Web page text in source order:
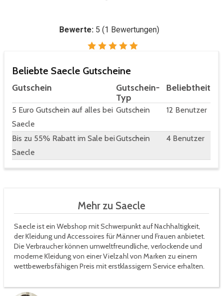
Bewerte: 5 (1 Bewertungen)
Beliebte Saecle Gutscheine
Gutschein
Gutschein-
Typ
Beliebtheit
5 Euro Gutschein auf alles bei
Saecle
Gutschein 12 Benutzer
Bis zu 55% Rabatt im Sale bei
Saecle
Gutschein 4 Benutzer
Mehr zu Saecle
Saecle ist ein Webshop mit Schwerpunkt auf Nachhaltigkeit,
der Kleidung und Accessoires für Männer und Frauen anbietet.
Die Verbraucher können umweltfreundliche, verlockende und
moderne Kleidung von einer Vielzahl von Marken zu einem
wettbewerbsfähigen Preis mit erstklassigem Service erhalten.